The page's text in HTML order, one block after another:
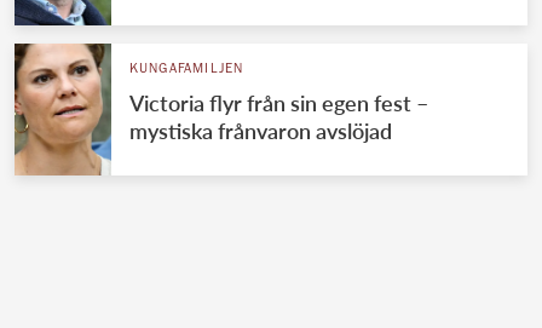
KUNGAFAMILJEN
Victoria flyr från sin egen fest –
mystiska frånvaron avslöjad